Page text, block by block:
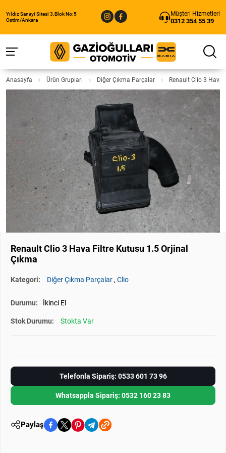
Yıldız Sanayi Sitesi 3.Blok No:5
Ostim/Ankara
Müşteri Hizmetleri
0312 354 55 39
Anasayfa Ürün Grupları Diğer Çıkma Parçalar Renault Clio 3 Hava
Renault Clio 3 Hava Filtre Kutusu 1.5 Orjinal
Çıkma
Kategori: Diğer Çıkma Parçalar , Clio
Durumu: İkinci El
Stok Durumu: Stokta Var
Telefonla Sipariş: 0533 601 73 96
Whatsappla Sipariş: 0532 160 23 83
Paylaş